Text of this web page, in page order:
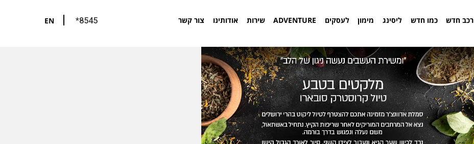
רכב חדש כמו חדש ליסינג מימון לעסקים ADVENTURE שירות אודותינו צור קשר *8545
EN